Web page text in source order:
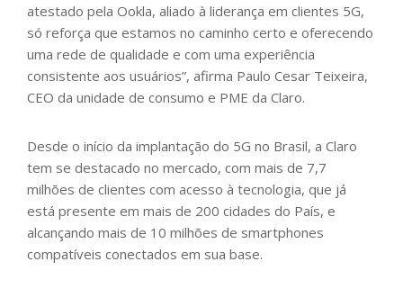
atestado pela Ookla, aliado à liderança em clientes 5G,
só reforça que estamos no caminho certo e oferecendo
uma rede de qualidade e com uma experiência
consistente aos usuários”, afirma Paulo Cesar Teixeira,
CEO da unidade de consumo e PME da Claro.
Desde o início da implantação do 5G no Brasil, a Claro
tem se destacado no mercado, com mais de 7,7
milhões de clientes com acesso à tecnologia, que já
está presente em mais de 200 cidades do País, e
alcançando mais de 10 milhões de smartphones
compatíveis conectados em sua base.